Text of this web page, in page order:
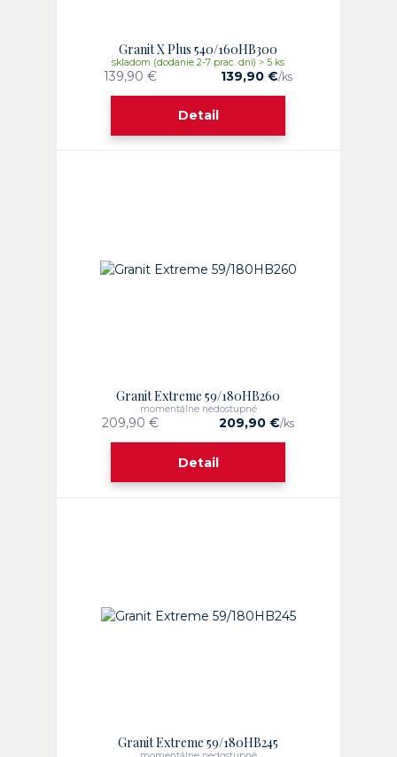
Granit X Plus 540/160HB300
139,90 € 139,90 €/ks
skladom (dodanie 2-7 prac. dni) > 5 ks
Detail
Granit Extreme 59/180HB260
209,90 € 209,90 €/ks
momentálne nedostupné
Detail
Granit Extreme 59/180HB245